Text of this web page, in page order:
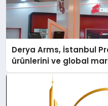
Derya Arms, İstanbul
ürünlerini ve global